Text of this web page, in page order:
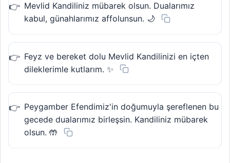
Mevlid Kandiliniz mübarek olsun. Dualarımız
kabul, günahlarımız affolunsun. 🌙
Feyz ve bereket dolu Mevlid Kandilinizi en içten
dileklerimle kutlarım. ✨
Peygamber Efendimiz'in doğumuyla şereflenen bu
gecede dualarımız birleşsin. Kandiliniz mübarek
olsun. 🤲